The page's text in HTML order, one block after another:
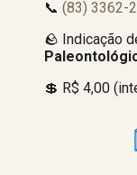
📞(83) 3362-
🪨 Indicação
P
💲 R$ 4,00